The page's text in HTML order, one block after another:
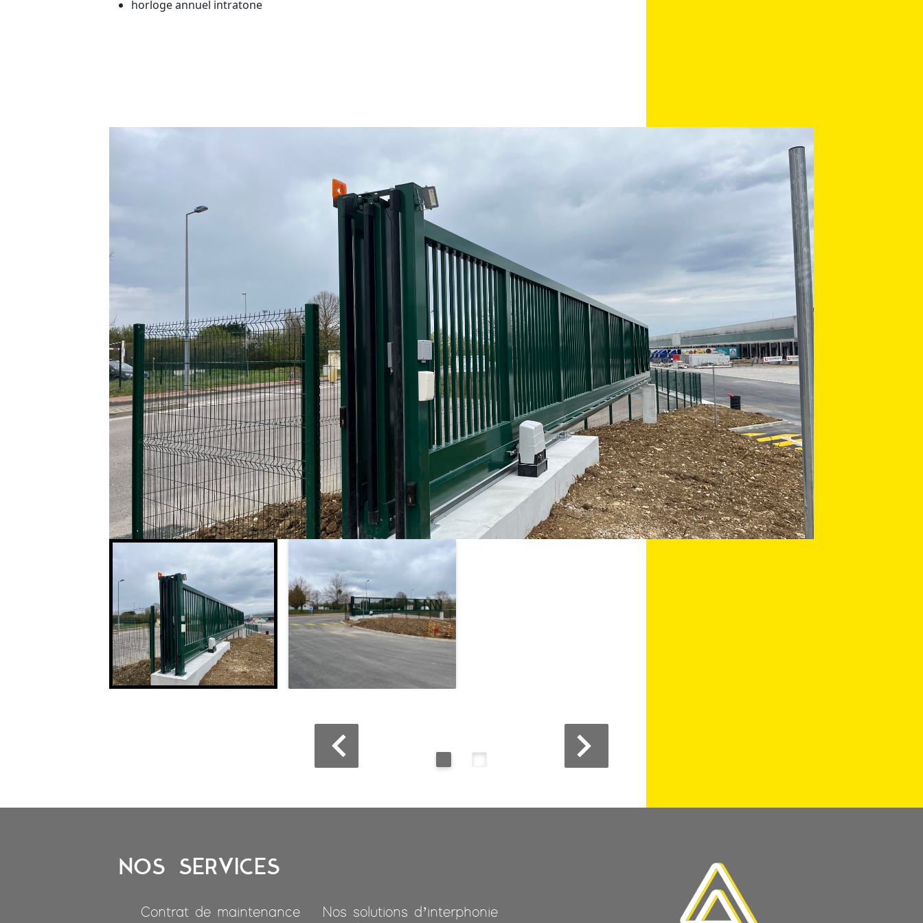
horloge annuel intratone
Previous Next
NOS SERVICES
Contrat de maintenance
Nos solutions d’interphonie